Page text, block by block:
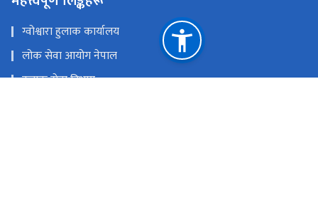
ग्वोश्वारा हुलाक कार्यालय
लोक सेवा आयोग नेपाल
हुलाक सेवा विभाग